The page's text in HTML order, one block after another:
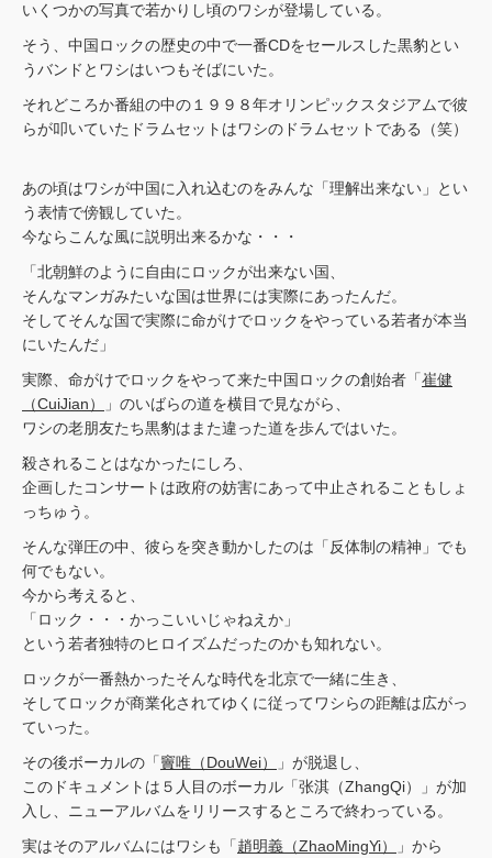
いくつかの写真で若かりし頃のワシが登場している。
そう、中国ロックの歴史の中で一番CDをセールスした黒豹とい
うバンドとワシはいつもそばにいた。
それどころか番組の中の１９９８年オリンピックスタジアムで彼
らが叩いていたドラムセットはワシのドラムセットである（笑）
あの頃はワシが中国に入れ込むのをみんな「理解出来ない」とい
う表情で傍観していた。
今ならこんな風に説明出来るかな・・・
「北朝鮮のように自由にロックが出来ない国、
そんなマンガみたいな国は世界には実際にあったんだ。
そしてそんな国で実際に命がけでロックをやっている若者が本当
にいたんだ」
実際、命がけでロックをやって来た中国ロックの創始者「崔健
（CuiJian）
」のいばらの道を横目で見ながら、
ワシの老朋友たち黒豹はまた違った道を歩んではいた。
殺されることはなかったにしろ、
企画したコンサートは政府の妨害にあって中止されることもしょ
っちゅう。
そんな弾圧の中、彼らを突き動かしたのは「反体制の精神」でも
何でもない。
今から考えると、
「ロック・・・かっこいいじゃねえか」
という若者独特のヒロイズムだったのかも知れない。
ロックが一番熱かったそんな時代を北京で一緒に生き、
そしてロックが商業化されてゆくに従ってワシらの距離は広がっ
ていった。
その後ボーカルの「竇唯（DouWei）
」が脱退し、
このドキュメントは５人目のボーカル「张淇（ZhangQi）」が加
入し、ニューアルバムをリリースするところで終わっている。
実はそのアルバムにはワシも「趙明義（ZhaoMingYi）
」から